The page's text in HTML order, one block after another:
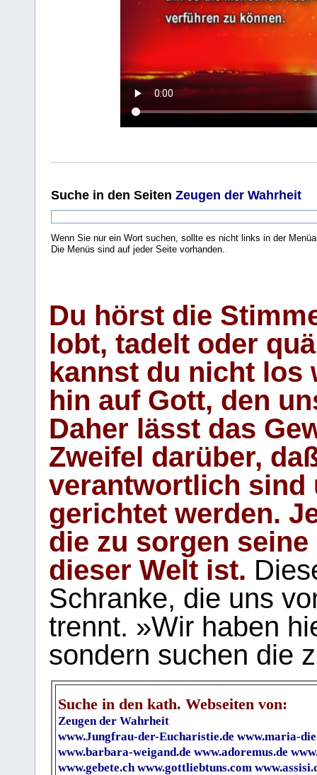
Suche in den Seiten Zeugen der Wahrheit
Wenn Sie nur ein Wort suchen, sollte es nicht links in der
Die Menüs sind auf jeder Seite vorhanden.
Du hörst die
lobt, tadelt oder
kannst du nicht los
hin auf Gott, den
Daher lässt das
Zweifel darüber,
verantwortlich sind
gerichtet werden.
die zu sorgen
dieser Welt ist.
Schranke, die uns
trennt. »Wir haben
sondern suchen die
Suche in den kath. Webseiten von:
Zeugen der Wahrheit
www.Jungfrau-der-Eucharistie.de www.maria-
www.barbara-weigand.de www.adoremus.de
www.gebete.ch www.gottliebtuns.com